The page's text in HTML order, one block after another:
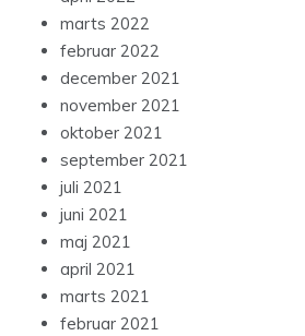
marts 2022
februar 2022
december 2021
november 2021
oktober 2021
september 2021
juli 2021
juni 2021
maj 2021
april 2021
marts 2021
februar 2021